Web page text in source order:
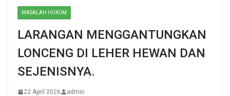
MASALAH HUKUM
LARANGAN MENGGANTUNGKAN
LONCENG DI LEHER HEWAN DAN
SEJENISNYA.
22 April 2026 admin